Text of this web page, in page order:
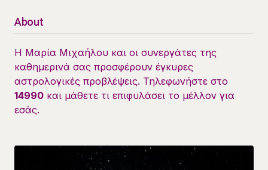
About
Η Μαρία Μιχαήλου και οι συνεργάτες της
καθημερινά σας προσφέρουν έγκυρες
αστρολογικές προβλέψεις. Τηλεφωνήστε στο
14990 και μάθετε τι επιφυλάσει το μέλλον για
εσάς.